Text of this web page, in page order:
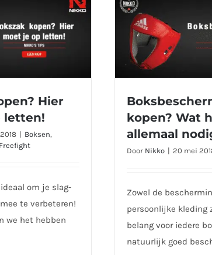
Hier moet je
Hier
letten!
| Boksen,
om je slag-
te verbeteren!
we het hebben
Boksbescherming
heb ik
kopen? Wat
allemaal
Door Nikko | 20 mei
Zowel de
persoonlijke kleding
belang voor iedere
natuurlijk goed